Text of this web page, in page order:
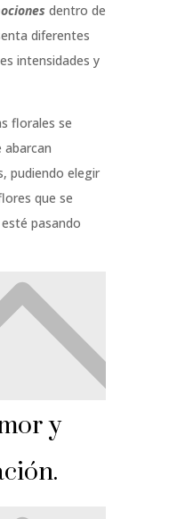
dentro de
diferentes
intensidades y
florales se
abarcan
pudiendo elegir
que se
pasando
y